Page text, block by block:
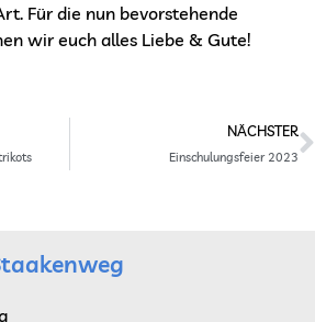
Für die nun bevorstehende
wir euch alles Liebe & Gute!
NÄCHSTER
Einschulungsfeier 2023